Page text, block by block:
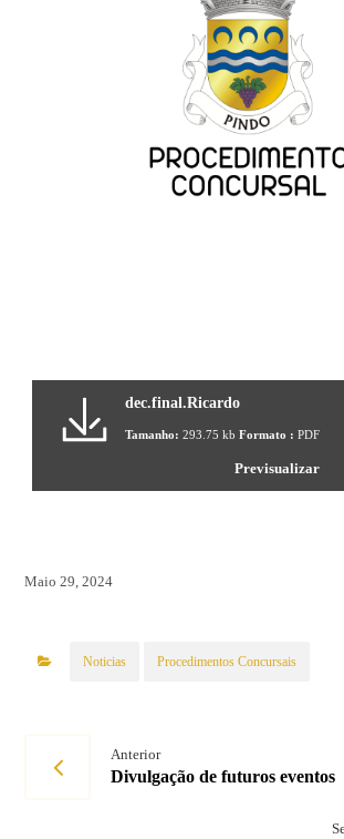
dec.final.Ricardo
Tamanho:293.75 kbFormato :PDF
Previsualizar
Maio 29, 2024
Noticias Procedimentos Concursais
Anterior
Divulgação de futuros eventos